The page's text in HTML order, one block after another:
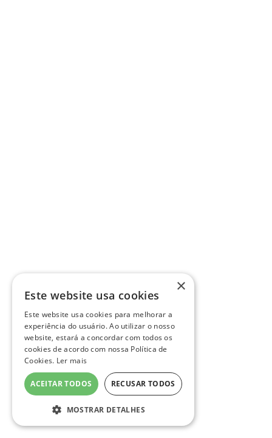
×
Este website usa cookies
Este website usa cookies para melhorar a
experiência do usuário. Ao utilizar o nosso
website, estará a concordar com todos os
cookies de acordo com nossa Política de
Cookies. Ler mais
ACEITAR TODOS RECUSAR TODOS
MOSTRAR DETALHES